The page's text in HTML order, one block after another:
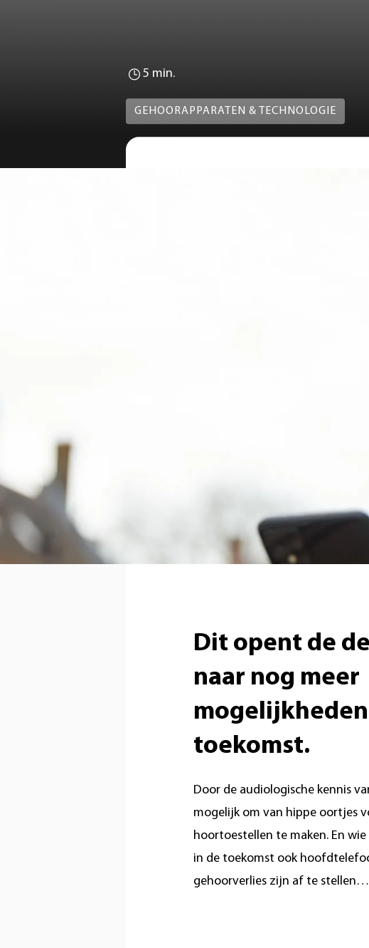
5 min.
GEHOORAPPARATEN & TECHNOLOGIE
Het ontkennen van
gehoorverlies de aanschaf
hoorbranche razendsnel gaan.
Een andere opvallende trend is
hoortoestellen via bluetooth
Om die reden wordt de Phonak
ziet er namelijk net zo uit als
waarmee je muziek kunt
personaliseren. Doordat de
Je ziet dat dat de
heeft het Zwitserse bedrijf
toonaangevende Duitse
audiologische expertise te
reputatie en hun
Dit opent de
naar nog meer
toekomst.
Door de audiologische kennis
mogelijk om van hippe oortjes
hoortoestellen te maken. En
in de toekomst ook
gehoorverlies zijn af te stellen…